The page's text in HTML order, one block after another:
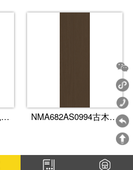
NMA682AS0996白色森林 NMA682AS0994古木逢春